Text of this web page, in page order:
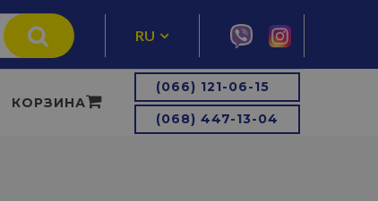
RU
(066) 121-06-15
(068) 447-13-04
КОРЗИНА